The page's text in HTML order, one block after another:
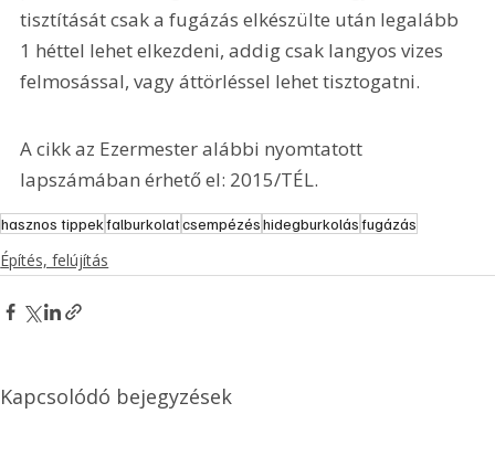
tisztítását csak a fugázás elkészülte után legalább
1 héttel lehet elkezdeni, addig csak langyos vizes
felmosással, vagy áttörléssel lehet tisztogatni.
A cikk az Ezermester alábbi nyomtatott
lapszámában érhető el: 2015/TÉL.
hasznos tippekfalburkolatcsempézéshidegburkolásfugázás
Építés, felújítás
Kapcsolódó bejegyzések